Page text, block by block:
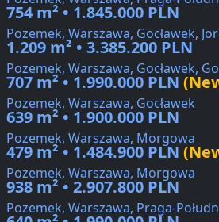
754 m² • 1.845.000 PLN
Pozemek, Warszawa, Gocławek,
1.209 m² • 3.385.200 PLN
Pozemek, Warszawa, Gocławek,
707 m² • 1.990.000 PLN
Pozemek, Warszawa, Gocławek
639 m² • 1.900.000 PLN
Pozemek, Warszawa, Morgowa
479 m² • 1.484.900 PLN
Pozemek, Warszawa, Morgowa
938 m² • 2.907.800 PLN
Pozemek, Warszawa, Praga-